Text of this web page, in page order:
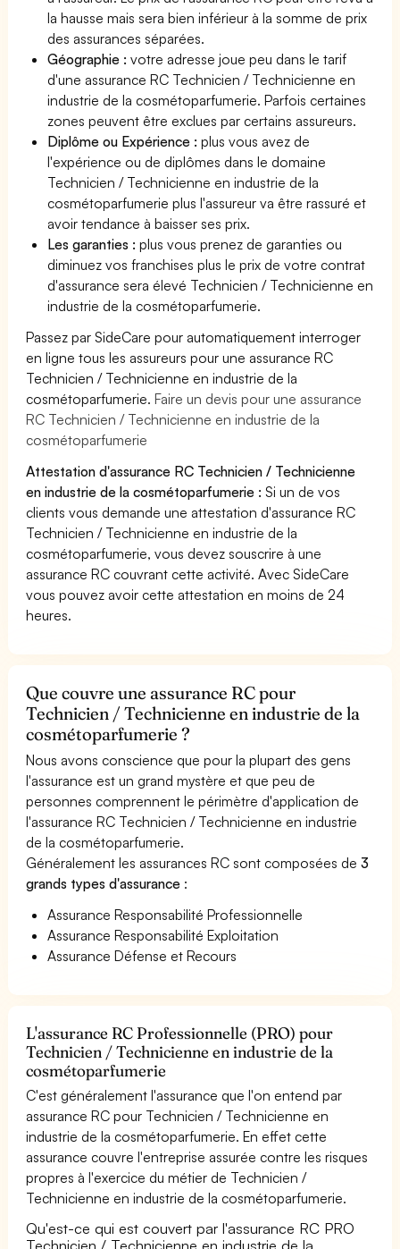
la hausse mais sera bien inférieur à la somme de prix
des assurances séparées.
Géographie :votre adresse joue peu dans le tarif
d'une assurance RC Technicien / Technicienne en
industrie de la cosmétoparfumerie. Parfois certaines
zones peuvent être exclues par certains assureurs.
Diplôme ou Expérience :plus vous avez de
l'expérience ou de diplômes dans le domaine
Technicien / Technicienne en industrie de la
cosmétoparfumerie plus l'assureur va être rassuré et
avoir tendance à baisser ses prix.
Les garanties :plus vous prenez de garanties ou
diminuez vos franchises plus le prix de votre contrat
d'assurance sera élevé Technicien / Technicienne en
industrie de la cosmétoparfumerie.
Passez par SideCare pour automatiquement interroger
en ligne tous les assureurs pour une assurance RC
Technicien / Technicienne en industrie de la
cosmétoparfumerie.Faire un devis pour une assurance
RC Technicien / Technicienne en industrie de la
cosmétoparfumerie
Attestation d'assurance RC Technicien / Technicienne
en industrie de la cosmétoparfumerie : Si un de vos
clients vous demande une attestation d'assurance RC
Technicien / Technicienne en industrie de la
cosmétoparfumerie, vous devez souscrire à une
assurance RC couvrant cette activité. Avec SideCare
vous pouvez avoir cette attestation en moins de 24
heures.
Que couvre une assurance RC pour
Technicien / Technicienne en industrie de la
cosmétoparfumerie ?
Nous avons conscience que pour la plupart des gens
l'assurance est un grand mystère et que peu de
personnes comprennent le périmètre d'application de
l'assurance RC Technicien / Technicienne en industrie
de la cosmétoparfumerie.
Généralement les assurances RC sont composées de3
grands types d'assurance :
Assurance Responsabilité Professionnelle
Assurance Responsabilité Exploitation
Assurance Défense et Recours
L'assurance RC Professionnelle (PRO) pour
Technicien / Technicienne en industrie de la
cosmétoparfumerie
C'est généralement l'assurance que l'on entend par
assurance RC pour Technicien / Technicienne en
industrie de la cosmétoparfumerie. En effet cette
assurance couvre l'entreprise assurée contre les risques
propres à l'exercice du métier de Technicien /
Technicienne en industrie de la cosmétoparfumerie.
Qu'est-ce qui est couvert par l'assurance RC PRO
Technicien / Technicienne en industrie de la